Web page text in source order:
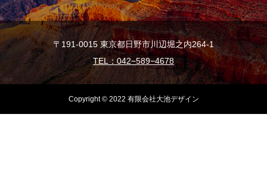
〒191-0015 東京都日野市川辺堀之内264-1
TEL：042−589−4678
Copyright © 2022 有限会社大池デザイン